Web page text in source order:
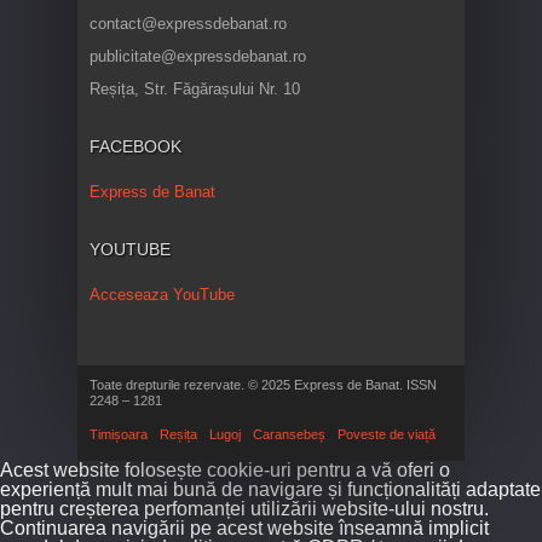
contact@expressdebanat.ro
publicitate@expressdebanat.ro
Reșița, Str. Făgărașului Nr. 10
FACEBOOK
Express de Banat
YOUTUBE
Acceseaza YouTube
Toate drepturile rezervate. © 2025 Express de Banat. ISSN
2248 – 1281
Timișoara Reșița Lugoj Caransebeș Poveste de viață
Acest website folosește cookie-uri pentru a vă oferi o
experiență mult mai bună de navigare și funcționalități adaptate
pentru creșterea perfomanței utilizării website-ului nostru.
Continuarea navigării pe acest website înseamnă implicit